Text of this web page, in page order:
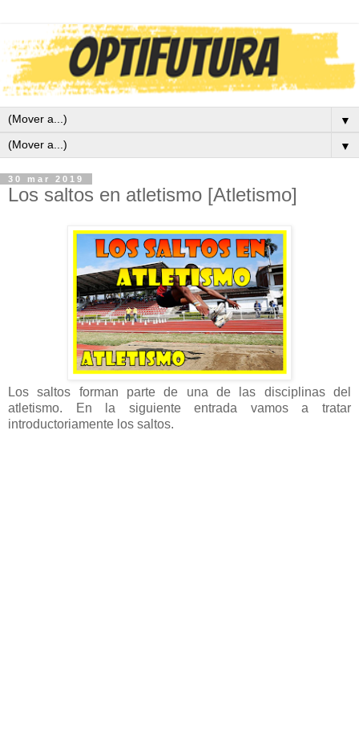
▼
▼
30 mar 2019
Los saltos en atletismo [Atletismo]
Los saltos forman parte de una de las disciplinas del
atletismo. En la siguiente entrada vamos a tratar
introductoriamente los saltos.